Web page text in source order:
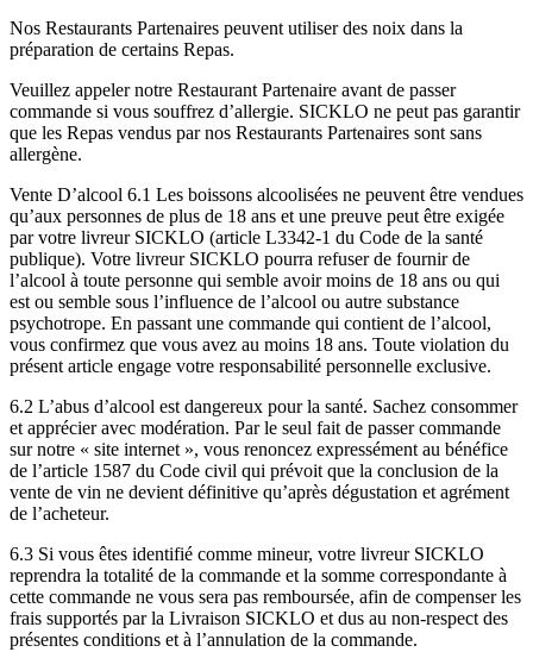
Nos Restaurants Partenaires peuvent utiliser des noix dans la
préparation de certains Repas.
Veuillez appeler notre Restaurant Partenaire avant de passer
commande si vous souffrez d’allergie. SICKLO ne peut pas garantir
que les Repas vendus par nos Restaurants Partenaires sont sans
allergène.
Vente D’alcool 6.1 Les boissons alcoolisées ne peuvent être vendues
qu’aux personnes de plus de 18 ans et une preuve peut être exigée
par votre livreur SICKLO (article L3342-1 du Code de la santé
publique). Votre livreur SICKLO pourra refuser de fournir de
l’alcool à toute personne qui semble avoir moins de 18 ans ou qui
est ou semble sous l’influence de l’alcool ou autre substance
psychotrope. En passant une commande qui contient de l’alcool,
vous confirmez que vous avez au moins 18 ans. Toute violation du
présent article engage votre responsabilité personnelle exclusive.
6.2 L’abus d’alcool est dangereux pour la santé. Sachez consommer
et apprécier avec modération. Par le seul fait de passer commande
sur notre « site internet », vous renoncez expressément au bénéfice
de l’article 1587 du Code civil qui prévoit que la conclusion de la
vente de vin ne devient définitive qu’après dégustation et agrément
de l’acheteur.
6.3 Si vous êtes identifié comme mineur, votre livreur SICKLO
reprendra la totalité de la commande et la somme correspondante à
cette commande ne vous sera pas remboursée, afin de compenser les
frais supportés par la Livraison SICKLO et dus au non-respect des
présentes conditions et à l’annulation de la commande.